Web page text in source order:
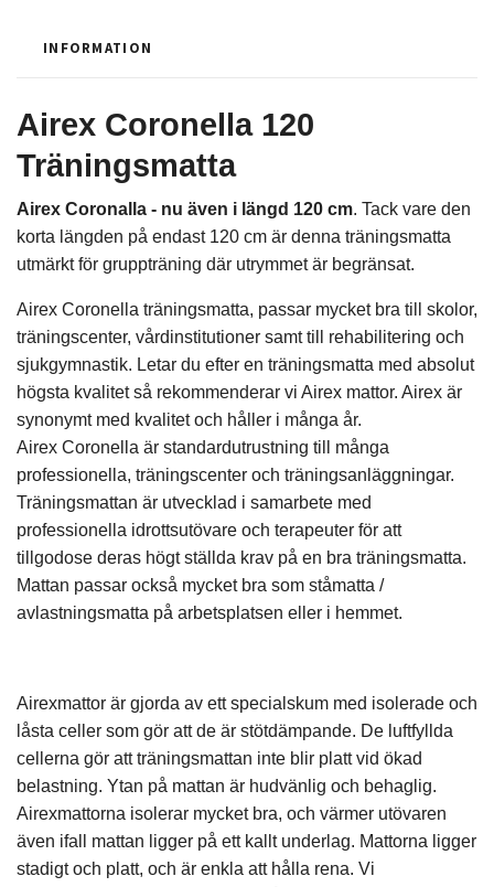
INFORMATION
Airex Coronella 120
Träningsmatta
Airex Coronalla - nu även i längd 120 cm. Tack vare den
korta längden på endast 120 cm är denna träningsmatta
utmärkt för gruppträning där utrymmet är begränsat.
Airex Coronella träningsmatta, passar mycket bra till skolor,
träningscenter, vårdinstitutioner samt till rehabilitering och
sjukgymnastik. Letar du efter en träningsmatta med absolut
högsta kvalitet så rekommenderar vi Airex mattor. Airex är
synonymt med kvalitet och håller i många år.
Airex Coronella är standardutrustning till många
professionella, träningscenter och träningsanläggningar.
Träningsmattan är utvecklad i samarbete med
professionella idrottsutövare och terapeuter för att
tillgodose deras högt ställda krav på en bra träningsmatta.
Mattan passar också mycket bra som ståmatta /
avlastningsmatta på arbetsplatsen eller i hemmet.
Airexmattor är gjorda av ett specialskum med isolerade och
låsta celler som gör att de är stötdämpande. De luftfyllda
cellerna gör att träningsmattan inte blir platt vid ökad
belastning. Ytan på mattan är hudvänlig och behaglig.
Airexmattorna isolerar mycket bra, och värmer utövaren
även ifall mattan ligger på ett kallt underlag. Mattorna ligger
stadigt och platt, och är enkla att hålla rena. Vi